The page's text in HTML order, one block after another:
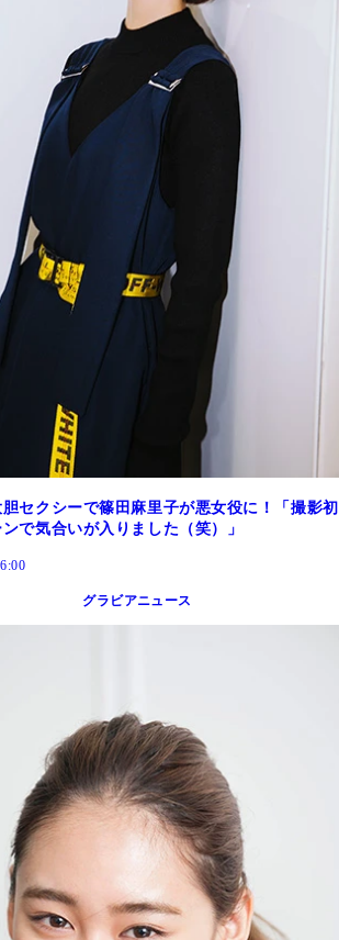
セクシーで篠田麻里子が悪女役に！「撮影初
で気合いが入りました（笑）」
グラビアニュース